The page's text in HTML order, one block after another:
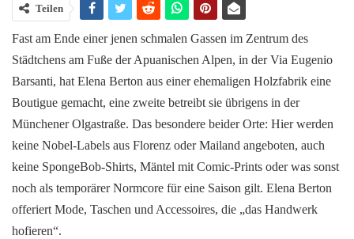
Teilen
Fast am Ende einer jenen schmalen Gassen im Zentrum des
Städtchens am Fuße der Apuanischen Alpen, in der Via Eugenio
Barsanti, hat Elena Berton aus einer ehemaligen Holzfabrik eine
Boutigue gemacht, eine zweite betreibt sie übrigens in der
Münchener Olgastraße. Das besondere beider Orte: Hier werden
keine Nobel-Labels aus Florenz oder Mailand angeboten, auch
keine SpongeBob-Shirts, Mäntel mit Comic-Prints oder was sonst
noch als temporärer Normcore für eine Saison gilt. Elena Berton
offeriert Mode, Taschen und Accessoires, die „das Handwerk
hofieren“.